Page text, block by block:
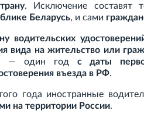
. Исключение составят
Беларусь, и сами
водительских
вида на жительство или
— один год с даты
въезда в РФ.
года иностранные
на территории России.